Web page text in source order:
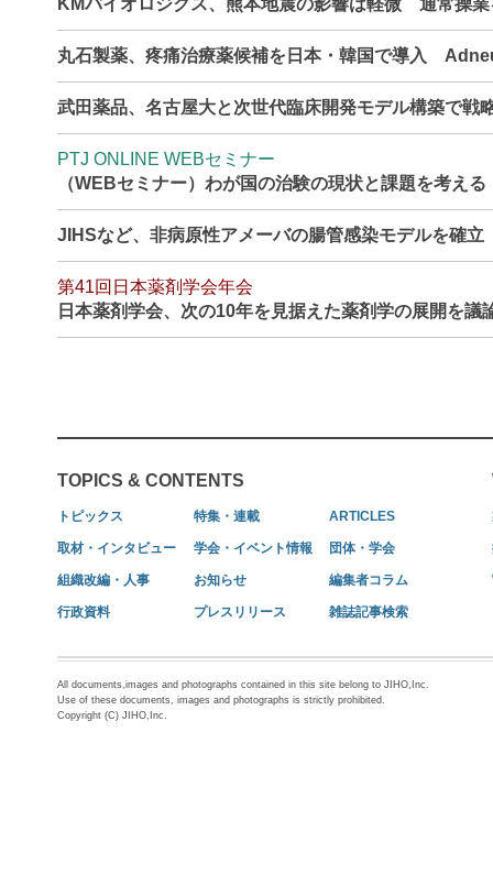
KMバイオロジクス、熊本地震の影響は軽微 通常操
丸石製薬、疼痛治療薬候補を日本・韓国で導入
武田薬品、名古屋大と次世代臨床開発モデル構築で
PTJ ONLINE WEBセミナー
（WEBセミナー）わが国の治験の現状と課題を考える
JIHSなど、非病原性アメーバの腸管感染モデルを確
第41回日本薬剤学会年会
日本薬剤学会、次の10年を見据えた薬剤学の展開を議
TOPICS & CONTENTS
トピックス 特集・連載 ARTICLES
取材・インタビュー 学会・イベント情報 団体・学会
組織改編・人事 お知らせ 編集者コラム
行政資料 プレスリリース 雑誌記事検索
All documents,images and photographs contained in this site belong to JIHO,Inc.
Use of these documents, images and photographs is strictly prohibited.
Copyright (C) JIHO,Inc.